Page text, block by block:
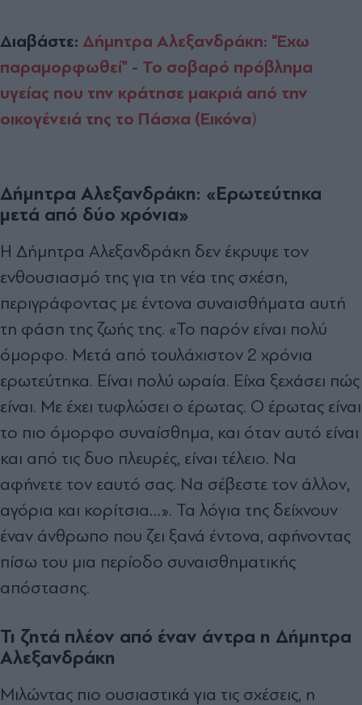
Διαβάστε: Δήμητρα Αλεξανδράκη: "Έχω
παραμορφωθεί" - Το σοβαρό πρόβλημα
υγείας που την κράτησε μακριά από την
οικογένειά της το Πάσχα (Εικόνα)
Δήμητρα Αλεξανδράκη: «Ερωτεύτηκα
μετά από δύο χρόνια»
Η Δήμητρα Αλεξανδράκη δεν έκρυψε τον
ενθουσιασμό της για τη νέα της σχέση,
περιγράφοντας με έντονα συναισθήματα αυτή
τη φάση της ζωής της. «Το παρόν είναι πολύ
όμορφο. Μετά από τουλάχιστον 2 χρόνια
ερωτεύτηκα. Είναι πολύ ωραία. Είχα ξεχάσει πώς
είναι. Με έχει τυφλώσει ο έρωτας. Ο έρωτας είναι
το πιο όμορφο συναίσθημα, και όταν αυτό είναι
και από τις δυο πλευρές, είναι τέλειο. Να
αφήνετε τον εαυτό σας. Να σέβεστε τον άλλον,
αγόρια και κορίτσια…». Τα λόγια της δείχνουν
έναν άνθρωπο που ζει ξανά έντονα, αφήνοντας
πίσω του μια περίοδο συναισθηματικής
απόστασης.
Τι ζητά πλέον από έναν άντρα η Δήμητρα
Αλεξανδράκη
Μιλώντας πιο ουσιαστικά για τις σχέσεις, η